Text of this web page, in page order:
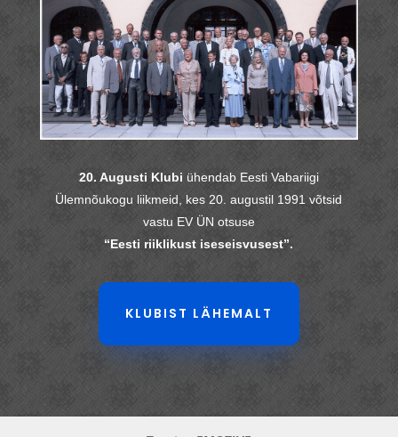
20. Augusti Klubi ühendab Eesti Vabariigi
Ülemnõukogu liikmeid, kes 20. augustil 1991 võtsid
vastu EV ÜN otsuse
“Eesti riiklikust iseseisvusest”.
KLUBIST LÄHEMALT